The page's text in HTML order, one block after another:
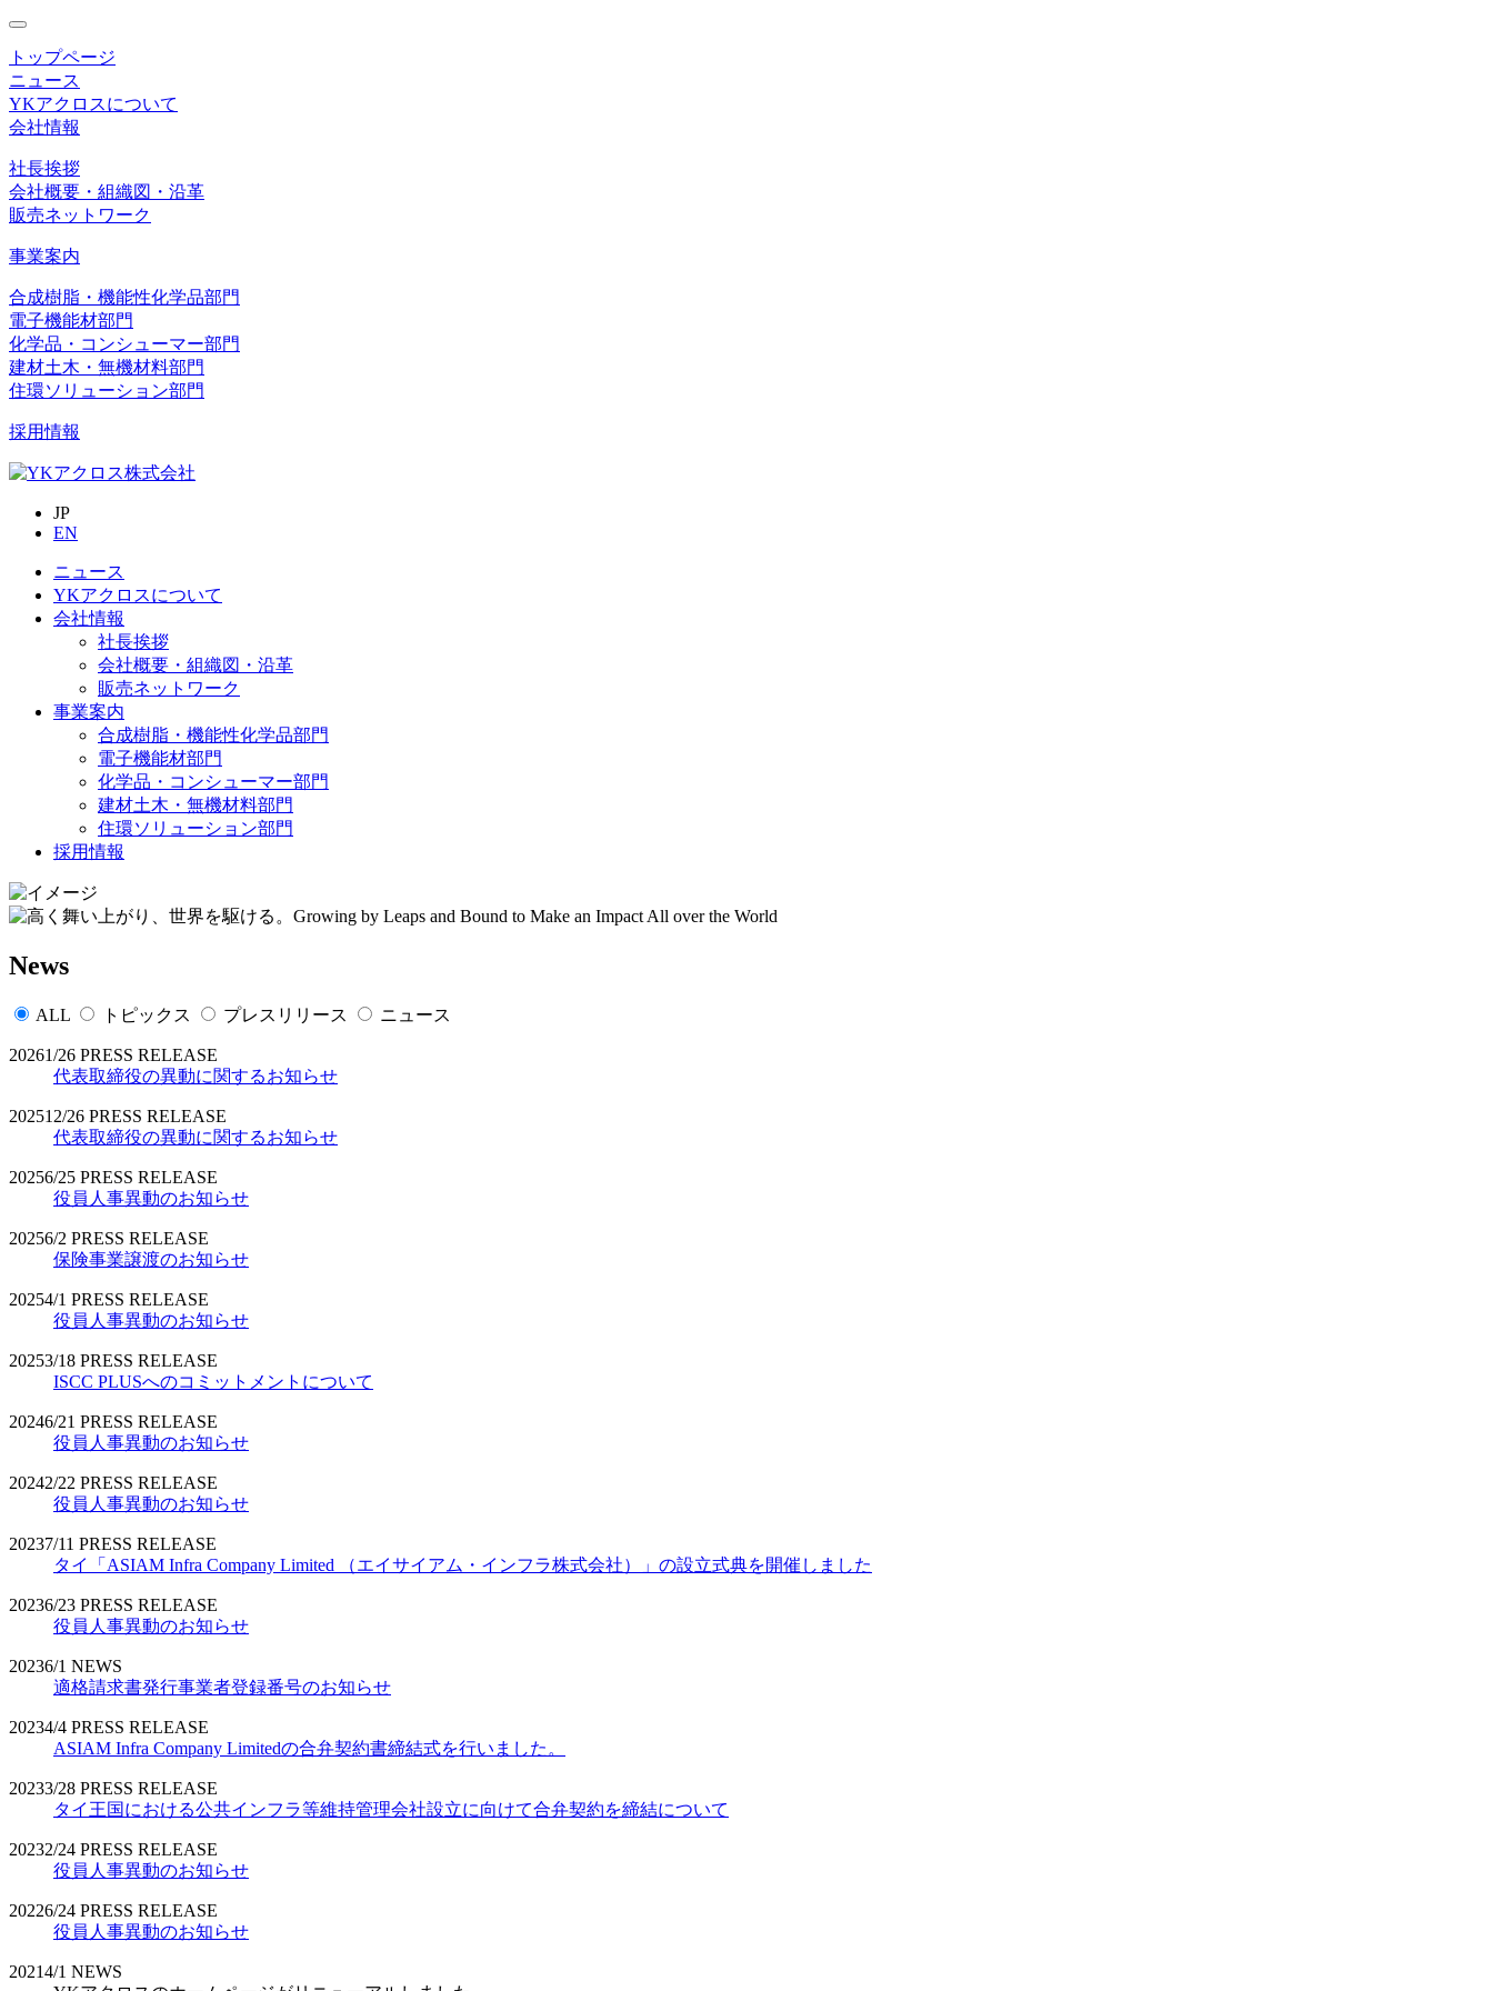
toggle
navigation
トップページ
ニュース
YKアクロスについて
会社情報
社長挨拶
会社概要・組織図・沿革
販売ネットワーク
事業案内
合成樹脂・機能性化学品部門
電子機能材部門
化学品・コンシューマー部門
建材土木・無機材料部門
住環ソリューション部門
採用情報
JP
EN
ニュース
YKアクロスについて
会社情報
社長挨拶
会社概要・組織図・沿革
販売ネットワーク
事業案内
合成樹脂・機能性化学品部門
電子機能材部門
化学品・コンシューマー部門
建材土木・無機材料部門
住環ソリューション部門
採用情報
News
ALL トピックス プレスリリース ニュース
20261/26 PRESS RELEASE
代表取締役の異動に関するお知らせ
202512/26 PRESS RELEASE
代表取締役の異動に関するお知らせ
20256/25 PRESS RELEASE
役員人事異動のお知らせ
20256/2 PRESS RELEASE
保険事業譲渡のお知らせ
20254/1 PRESS RELEASE
役員人事異動のお知らせ
20253/18 PRESS RELEASE
ISCC PLUSへのコミットメントについて
20246/21 PRESS RELEASE
役員人事異動のお知らせ
20242/22 PRESS RELEASE
役員人事異動のお知らせ
20237/11 PRESS RELEASE
タイ「ASIAM Infra Company Limited （エイサイアム・インフラ株式会社）」の設立式典を開催しました
20236/23 PRESS RELEASE
役員人事異動のお知らせ
20236/1 NEWS
適格請求書発行事業者登録番号のお知らせ
20234/4 PRESS RELEASE
ASIAM Infra Company Limitedの合弁契約書締結式を行いました。
20233/28 PRESS RELEASE
タイ王国における公共インフラ等維持管理会社設立に向けて合弁契約を締結について
20232/24 PRESS RELEASE
役員人事異動のお知らせ
20226/24 PRESS RELEASE
役員人事異動のお知らせ
20214/1 NEWS